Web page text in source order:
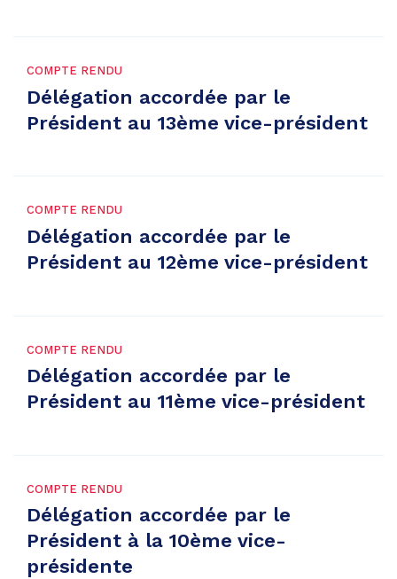
COMPTE RENDU
Délégation accordée par le
Président au 13ème vice-président
COMPTE RENDU
Délégation accordée par le
Président au 12ème vice-président
COMPTE RENDU
Délégation accordée par le
Président au 11ème vice-président
COMPTE RENDU
Délégation accordée par le
Président à la 10ème vice-
présidente